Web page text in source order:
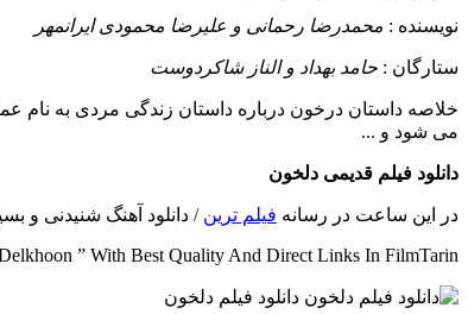
نويسنده : محمدرضا رحمانی و علیرضا محمودی ایرانمهر
ستارگان : حامد بهداد و الناز شاکردوست
خلاصه داستان درخون درباره داستان زندگی مردی به نام
می شود و ...
دانلود فیلم قدیمی دلخون
در این ساعت در رسانه فیلم ترین / دانلود آهنگ شنیدنی و
” With Best Quality And Direct Links In FilmTarin